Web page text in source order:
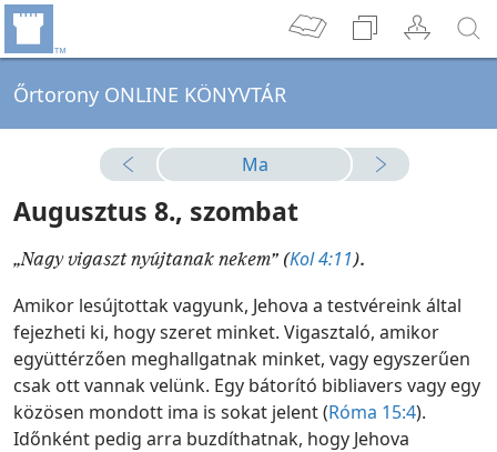
Őrtorony ONLINE KÖNYVTÁR
Ma
Augusztus 8., szombat
„Nagy vigaszt nyújtanak nekem” (Kol 4:11).
Amikor lesújtottak vagyunk, Jehova a testvéreink által
fejezheti ki, hogy szeret minket. Vigasztaló, amikor
együttérzően meghallgatnak minket, vagy egyszerűen
csak ott vannak velünk. Egy bátorító bibliavers vagy egy
közösen mondott ima is sokat jelent (Róma 15:4).
Időnként pedig arra buzdíthatnak, hogy Jehova